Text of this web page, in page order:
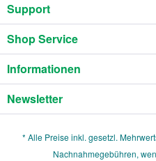
Support
Shop Service
Informationen
Newsletter
* Alle Preise inkl. gesetzl.
Nachnahmegebühren,